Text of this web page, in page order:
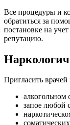
Все процедуры и
обратиться за
постановке на
репутацию.
Пригласить
алкогольном
запое любой